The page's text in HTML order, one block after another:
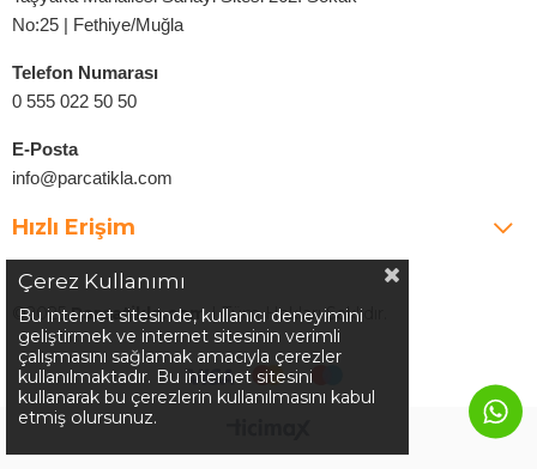
No:25 | Fethiye/Muğla
Telefon Numarası
0 555 022 50 50
E-Posta
info@parcatikla.com
Hızlı Erişim
©2025Parcatikla.com| Tüm Hakları Saklıdır.
Çerez Kullanımı
Bu internet sitesinde, kullanıcı deneyimini
geliştirmek ve internet sitesinin verimli
çalışmasını sağlamak amacıyla çerezler
kullanılmaktadır. Bu internet sitesini
kullanarak bu çerezlerin kullanılmasını kabul
etmiş olursunuz.